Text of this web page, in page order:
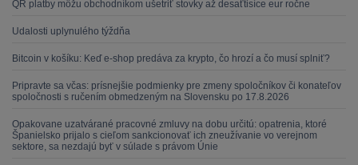
QR platby môžu obchodníkom ušetriť stovky až desaťtisíce eur ročne
Udalosti uplynulého týždňa
Bitcoin v košíku: Keď e-shop predáva za krypto, čo hrozí a čo musí splniť?
Pripravte sa včas: prísnejšie podmienky pre zmeny spoločníkov či konateľov
spoločnosti s ručením obmedzeným na Slovensku po 17.8.2026
Opakovane uzatvárané pracovné zmluvy na dobu určitú: opatrenia, ktoré
Španielsko prijalo s cieľom sankcionovať ich zneužívanie vo verejnom
sektore, sa nezdajú byť v súlade s právom Únie